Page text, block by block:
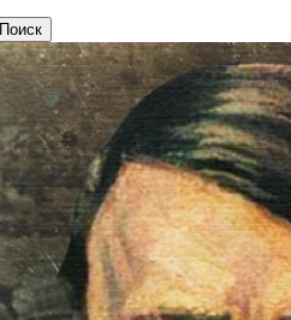
Поиск